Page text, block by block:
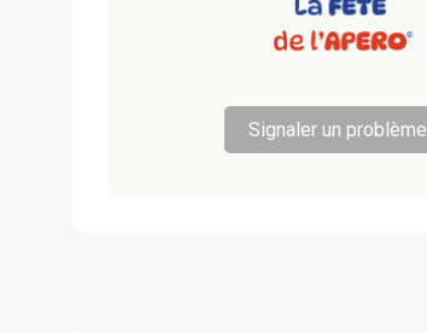
Signaler un problème